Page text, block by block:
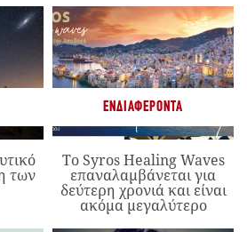
των
ΕΝΔΙΑΦΈΡΟΝΤΑ
Το Syros Healing Waves
επαναλαμβάνεται για
δεύτερη χρονιά και είναι
ακόμα μεγαλύτερο